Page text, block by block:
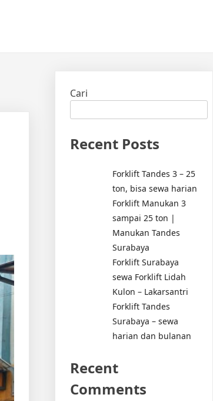
Cari
Recent Posts
Forklift Tandes 3 – 25
ton, bisa sewa harian
Forklift Manukan 3
sampai 25 ton |
Manukan Tandes
Surabaya
Forklift Surabaya
sewa Forklift Lidah
Kulon – Lakarsantri
Forklift Tandes
Surabaya – sewa
harian dan bulanan
Recent
Comments